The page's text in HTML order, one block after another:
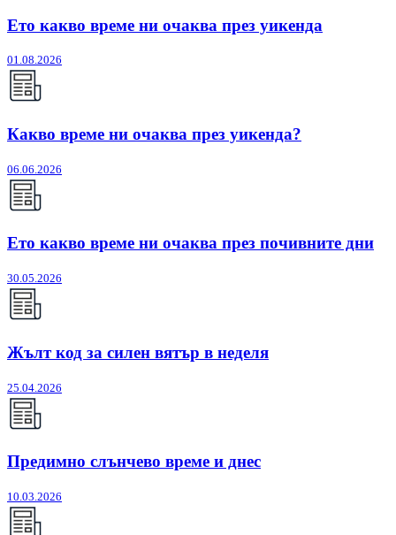
Ето какво време ни очаква през уикенда
01.08.2026
Какво време ни очаква през уикенда?
06.06.2026
Ето какво време ни очаква през почивните дни
30.05.2026
Жълт код за силен вятър в неделя
25.04.2026
Предимно слънчево време и днес
10.03.2026